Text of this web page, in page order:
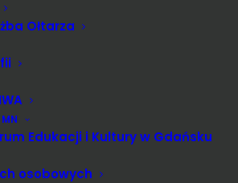
Ołtarza
Edukacji i Kultury w Gdańsku
osobowych